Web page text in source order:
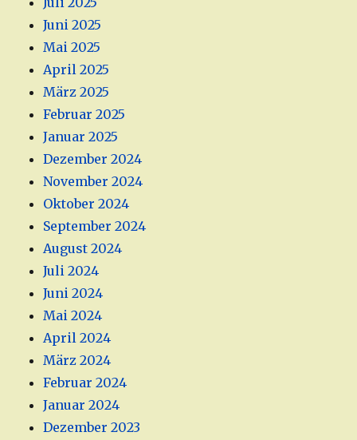
Juni 2025
Mai 2025
April 2025
März 2025
Februar 2025
Januar 2025
Dezember 2024
November 2024
Oktober 2024
September 2024
August 2024
Juli 2024
Juni 2024
Mai 2024
April 2024
März 2024
Februar 2024
Januar 2024
Dezember 2023